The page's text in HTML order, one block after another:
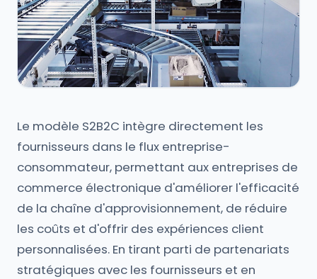
Le modèle S2B2C intègre directement les
fournisseurs dans le flux entreprise-
consommateur, permettant aux entreprises de
commerce électronique d'améliorer l'efficacité
de la chaîne d'approvisionnement, de réduire
les coûts et d'offrir des expériences client
personnalisées. En tirant parti de partenariats
stratégiques avec les fournisseurs et en